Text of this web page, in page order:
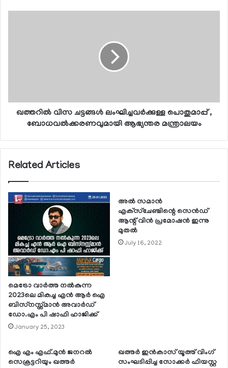
ഖത്തറില്‍ വിസ ചട്ടങ്ങള്‍ ലംഘിച്ചവര്‍ക്കുള്ള പൊതുമാപ്പ് ,
ബോധവല്‍ക്കരണവുമായി ആഭ്യന്തര മന്ത്രാലയം
Related Articles
മെട്രോ വാര്‍ത്ത നല്‍കുന്ന
2023ലെ മികച്ച എന്‍ ആര്‍ ഐ
ബിസ്‌നസ്സ്മാന്‍ അവാര്‍ഡ്
ഡോ.എം പി ഷാഫി ഹാജിക്ക്
January 25, 2023
അല്‍ സമാന്‍
എക്‌സ്‌ചേഞ്ചിന്റെ സെന്‍ഡ്
ആന്റ് വിന്‍ പ്രമോഷന്‍ ഇന്നു
മുതല്‍
July 16, 2022
ഐ എം എഫ്.മുന്‍ ജനറല്‍
സെക്രട്ടറിയും ഖത്തര്‍
ഖത്തര്‍ ഇന്‍കാസ് യൂത്ത് വിംഗ്
സംഘടിപ്പിച്ച സോക്കര്‍ ഫിയസ്റ്റ